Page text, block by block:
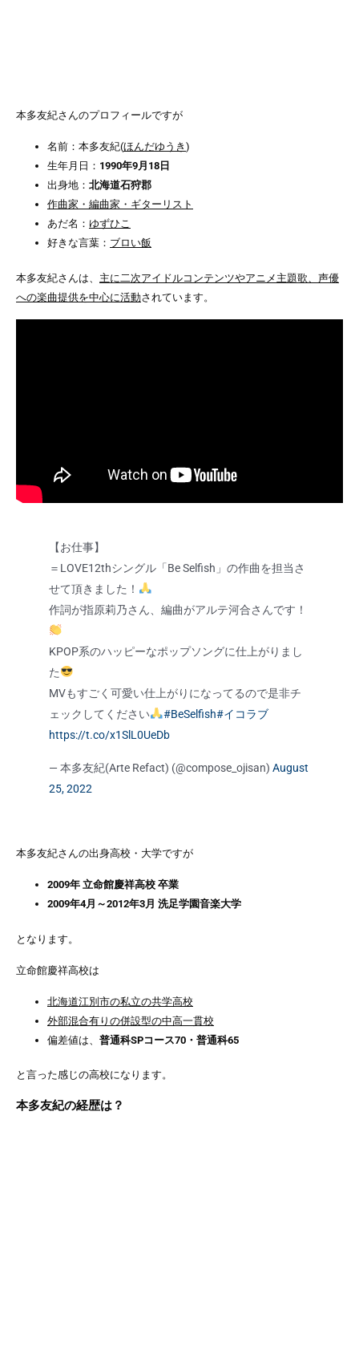
本多友紀さんのプロフィールですが
名前：本多友紀(ほんだゆうき )
生年月日： 1990年9月18日
出身地： 北海道石狩郡
作曲家・編曲家・ギターリスト
あだ名： ゆずひこ
好きな言葉： ブロい飯
本多友紀さんは、 主に二次アイドルコンテンツやアニメ主題歌、声優
への楽曲提供を中心に活動されています。
【お仕事】
＝LOVE12thシングル「Be Selfish」の作曲を担当さ
せて頂きました！
作詞が指原莉乃さん、編曲がアルテ河合さんです！
KPOP系のハッピーなポップソングに仕上がりまし
た
MVもすごく可愛い仕上がりになってるので是非チ
ェックしてください
#BeSelfish#イコラブ
https://t.co/x1SlL0UeDb
— 本多友紀(Arte Refact) (@compose_ojisan)August
25, 2022
本多友紀さんの出身高校・大学ですが
2009年 立命館慶祥高校 卒業
2009年4月～2012年3月 洗足学園音楽大学
となります。
立命館慶祥高校は
北海道江別市の私立の共学高校
外部混合有りの併設型の中高一貫校
偏差値は、 普通科SPコース70・普通科65
と言った感じの高校になります。
本多友紀の経歴は？